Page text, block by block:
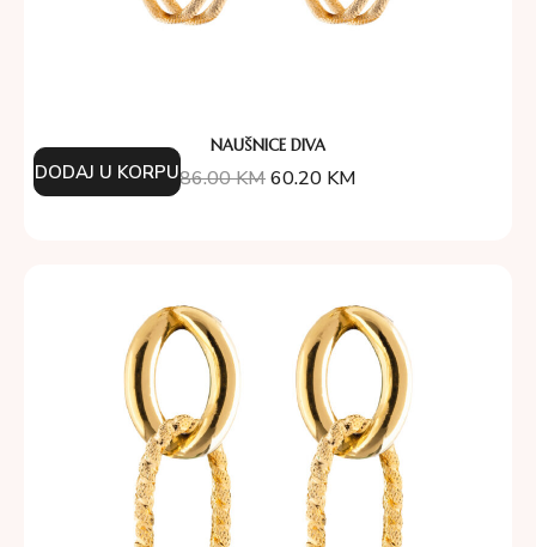
NAUŠNICE DIVA
86.00KM60.20 KM
DODAJ U KORPU